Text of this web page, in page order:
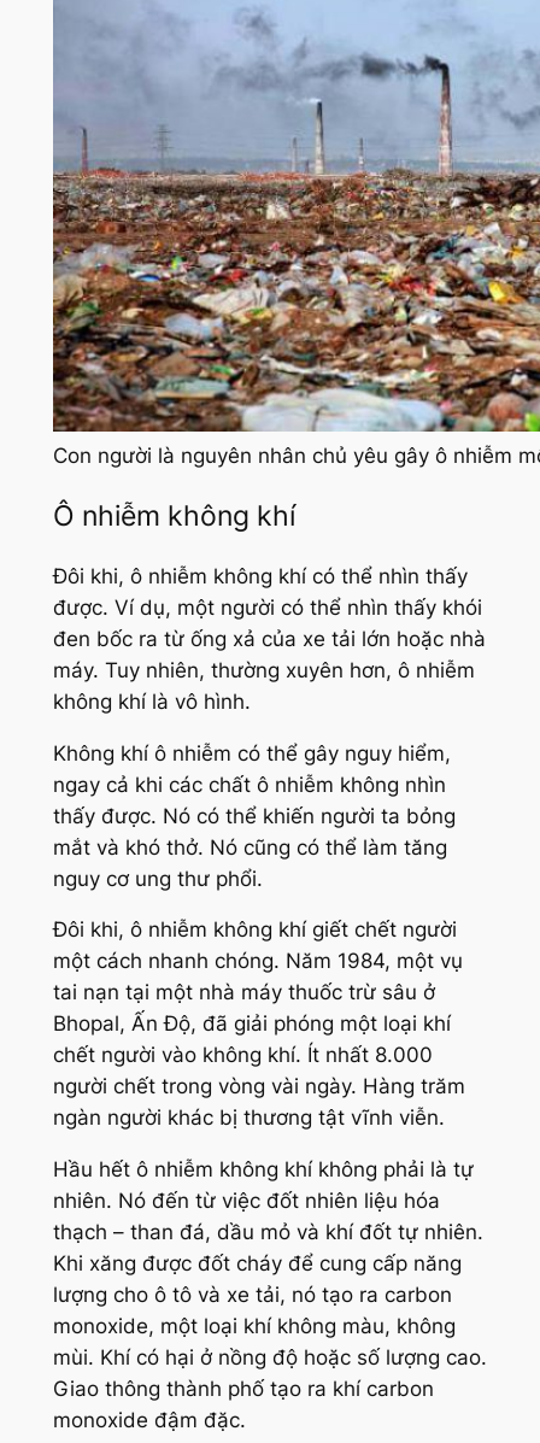
Con người là nguyên nhân chủ yêu gây ô nhiễm
Ô nhiễm không khí
Đôi khi, ô nhiễm không khí có thể nhìn thấy
được. Ví dụ, một người có thể nhìn thấy khói
đen bốc ra từ ống xả của xe tải lớn hoặc nhà
máy. Tuy nhiên, thường xuyên hơn, ô nhiễm
không khí là vô hình.
Không khí ô nhiễm có thể gây nguy hiểm,
ngay cả khi các chất ô nhiễm không nhìn
thấy được. Nó có thể khiến người ta bỏng
mắt và khó thở. Nó cũng có thể làm tăng
nguy cơ ung thư phổi.
Đôi khi, ô nhiễm không khí giết chết người
một cách nhanh chóng. Năm 1984, một vụ
tai nạn tại một nhà máy thuốc trừ sâu ở
Bhopal, Ấn Độ, đã giải phóng một loại khí
chết người vào không khí. Ít nhất 8.000
người chết trong vòng vài ngày. Hàng trăm
ngàn người khác bị thương tật vĩnh viễn.
Hầu hết ô nhiễm không khí không phải là tự
nhiên. Nó đến từ việc đốt nhiên liệu hóa
thạch – than đá, dầu mỏ và khí đốt tự nhiên.
Khi xăng được đốt cháy để cung cấp năng
lượng cho ô tô và xe tải, nó tạo ra carbon
monoxide, một loại khí không màu, không
mùi. Khí có hại ở nồng độ hoặc số lượng cao.
Giao thông thành phố tạo ra khí carbon
monoxide đậm đặc.